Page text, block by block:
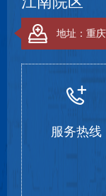
地址：重
服务热线